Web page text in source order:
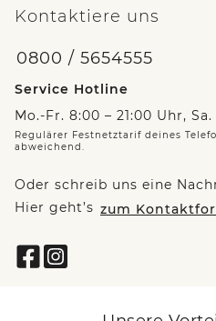
Kontaktiere uns
0800 / 5654555
Service Hotline
Mo.-Fr. 8:00 – 21:00 Uhr,
Regulärer Festnetztarif deines
abweichend.
Oder schreib uns eine
Hier geht’s zum